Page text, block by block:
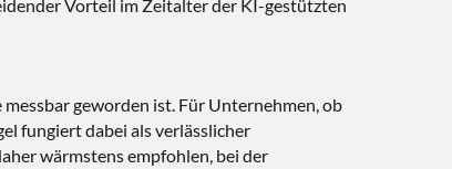
Vorteil im Zeitalter der KI-gestützten
geworden ist. Für Unternehmen, ob
fungiert dabei als verlässlicher
wärmstens empfohlen, bei der